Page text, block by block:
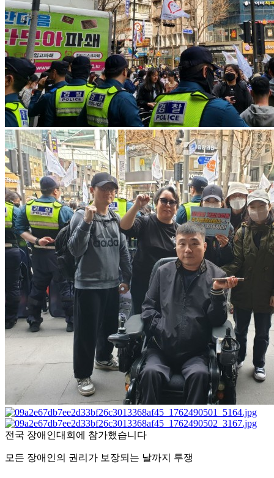
전국 장애인대회에 참가했습니다
모든 장애인의 권리가 보장되는 날까지 투쟁